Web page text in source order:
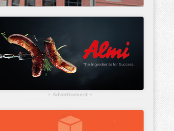
▴ Advertisement ▴